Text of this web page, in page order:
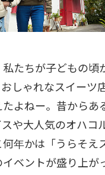
私たちが子どもの頃
おしゃれなスイーツ
たよねー。昔からあ
や大人気のオハコ
何年かは「うらそえ
ベントが盛り上が